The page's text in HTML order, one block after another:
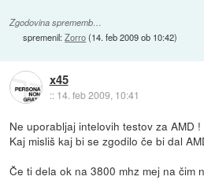
Zgodovina sprememb…
spremenil:Zorro(14. feb 2009 ob 10:42)
x45
:: 14. feb 2009, 10:41
Ne uporabljaj intelovih testov za AMD !
Kaj misliš kaj bi se zgodilo če bi dal
Če ti dela ok na 3800 mhz mej na čim